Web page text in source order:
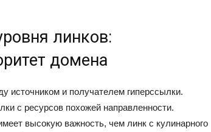
линков:
домена
источником и получателем гиперссылки.
с ресурсов похожей направленности.
высокую важность, чем линк с кулинарного